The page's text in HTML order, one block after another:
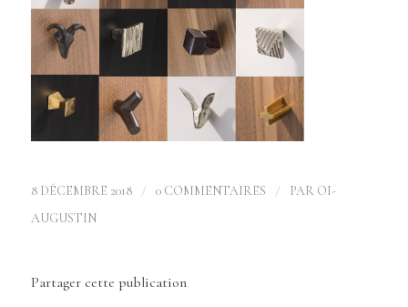
8 DÉCEMBRE 2018 / 0 COMMENTAIRES / PAR OI-
AUGUSTIN
Partager cette publication